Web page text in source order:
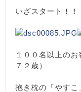
いざスタート！！
１００名以上の
７２歳）
抱き枕の「やすこ